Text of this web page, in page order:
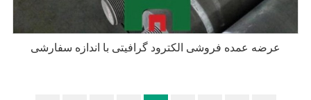
عرضه عمده فروشی الکترود گرافیتی با اندازه سفارشی